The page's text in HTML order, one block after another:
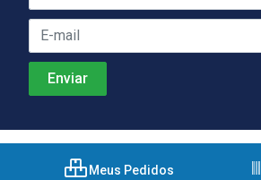
Meus Pedidos